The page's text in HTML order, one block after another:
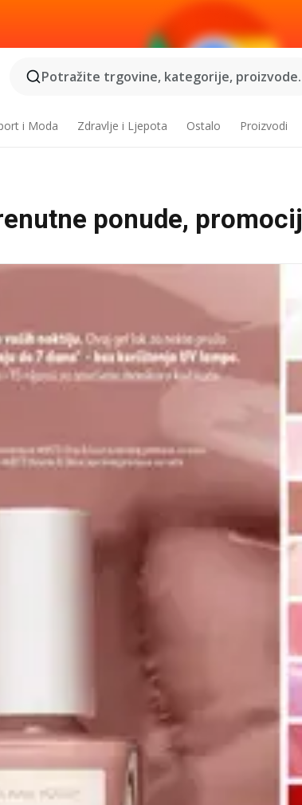
Potražite trgovine, kategorije,
i Moda Zdravlje i Ljepota Ostalo Proizvodi
ponude,